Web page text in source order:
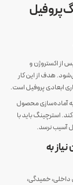
پروفیل
از اکستروژن و
هدف از این کار
ابعادی پروفیل است.
آماده‌سازی محصول
استرچینگ باید با
آسیب نرسد.
به
خمیدگی،